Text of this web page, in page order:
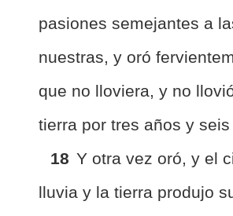
pasiones semejantes a
nuestras, y oró
que no lloviera, y no
tierra por tres años y
18 Y otra vez oró, y el
lluvia y la tierra produjo